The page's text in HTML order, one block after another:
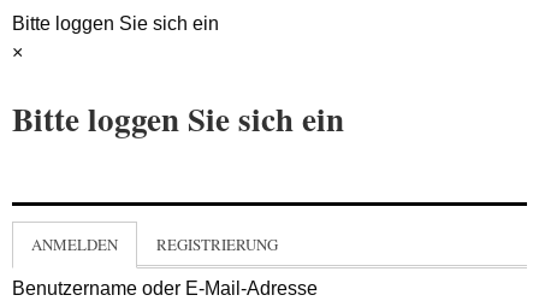
Bitte loggen Sie sich ein
×
Bitte loggen Sie sich ein
ANMELDEN REGISTRIERUNG
Benutzername oder E-Mail-Adresse